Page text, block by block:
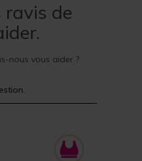
ravis de
nous vous aider ?